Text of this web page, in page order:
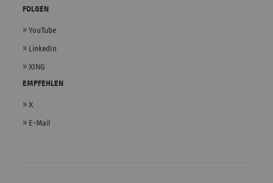
FOLGEN
YouTube
LinkedIn
XING
EMPFEHLEN
X
E-Mail